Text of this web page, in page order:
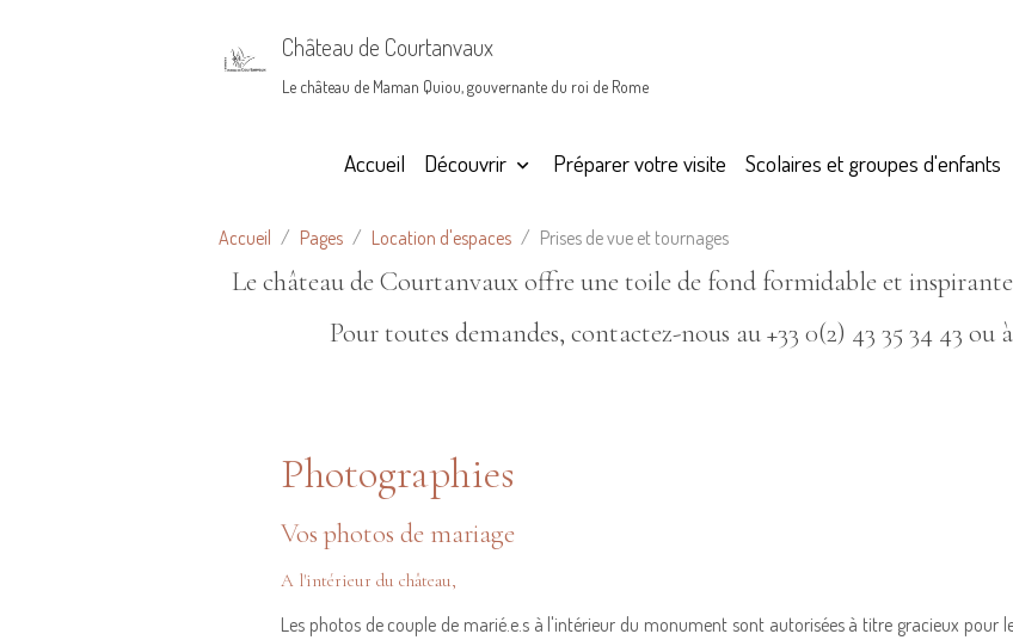
Château de Courtanvaux
Le château de Maman Quiou, gouvernante du roi de Rome
Accueil Découvrir Préparer votre visite Scolaires et groupes d'enfants
Accueil Pages Location d'espaces Prises de vue et tournages
Le château de Courtanvaux offre une toile de fond formidable et inspirante
Pour toutes demandes, contactez-nous au+33 0(2) 43 35 34 43 ou à
Photographies
Vos photos de mariage
A l'intérieur du château,
Les photos de couple de marié.e.s à l'intérieur du monument sont autorisées à titre gracieux pour